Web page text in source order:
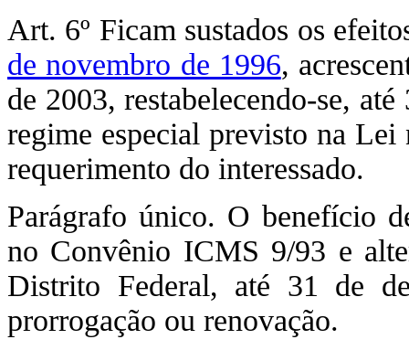
Art. 6º Ficam sustados os
de novembro de 1996,
de 2003, restabelecendo-se,
regime especial previsto na Lei
requerimento do interessado.
Parágrafo único. O benefício
no Convênio ICMS 9/93 e
Distrito Federal, até 31 de
prorrogação ou renovação.